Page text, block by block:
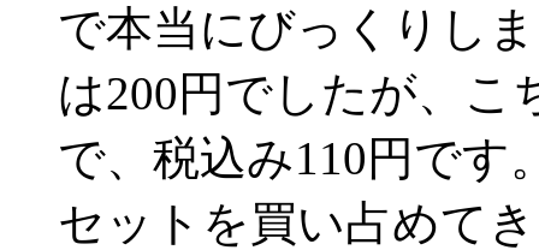
で本当にびっくりし
は200円でしたが、こ
で、税込み110円です
セットを買い占めて